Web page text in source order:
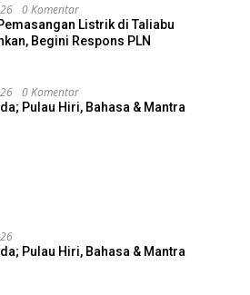
0 Komentar
Listrik di Taliabu
Begini Respons PLN
0 Komentar
Pulau Hiri, Bahasa & Mantra
Pulau Hiri, Bahasa & Mantra